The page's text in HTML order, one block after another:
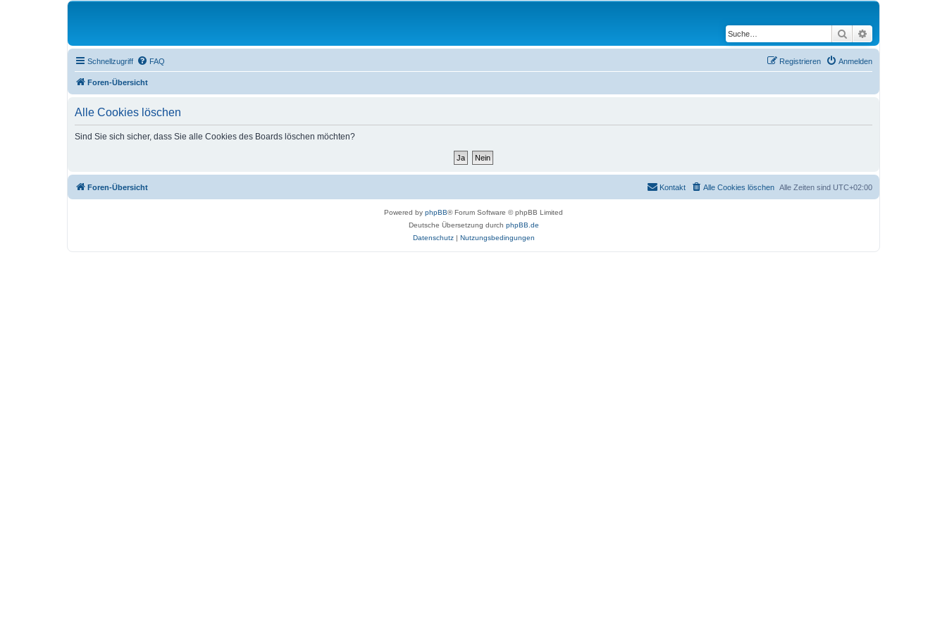
Suche
Schnellzugriff FAQ Anmelden
Registrieren
Foren-Übersicht
Alle Cookies löschen
Sind Sie sich sicher, dass Sie alle Cookies des Boards löschen möchten?
Foren-Übersicht Alle Zeiten sind UTC+02:00
Alle Cookies löschen
Kontakt
Powered by phpBB® Forum Software © phpBB Limited
Deutsche Übersetzung durch phpBB.de
Datenschutz| Nutzungsbedingungen